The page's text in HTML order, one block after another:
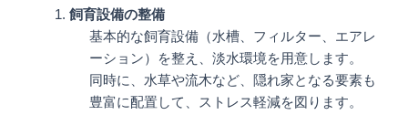
飼育設備の整備
基本的な飼育設備（水槽、フィルター、エアレ
ーション）を整え、淡水環境を用意します。
同時に、水草や流木など、隠れ家となる要素も
豊富に配置して、ストレス軽減を図ります。